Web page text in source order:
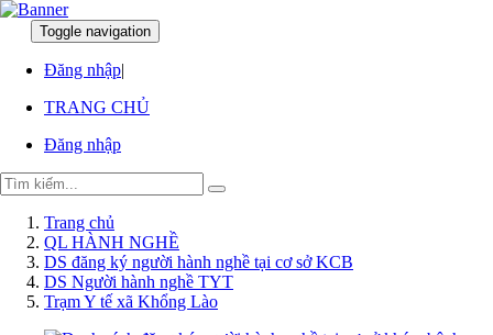
Toggle navigation
Đăng nhập|
TRANG CHỦ
Đăng nhập
Trang chủ
QL HÀNH NGHỀ
DS đăng ký người hành nghề tại cơ sở KCB
DS Người hành nghề TYT
Trạm Y tế xã Khổng Lào